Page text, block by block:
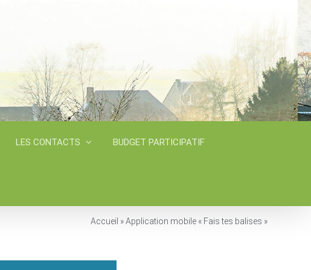
LES CONTACTS BUDGET PARTICIPATIF
Accueil »Application mobile « Fais tes balises »